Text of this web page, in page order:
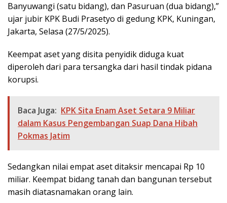
Banyuwangi (satu bidang), dan Pasuruan (dua bidang),”
ujar jubir KPK Budi Prasetyo di gedung KPK, Kuningan,
Jakarta, Selasa (27/5/2025).
Keempat aset yang disita penyidik diduga kuat
diperoleh dari para tersangka dari hasil tindak pidana
korupsi.
Baca Juga: KPK Sita Enam Aset Setara 9 Miliar
dalam Kasus Pengembangan Suap Dana Hibah
Pokmas Jatim
Sedangkan nilai empat aset ditaksir mencapai Rp 10
miliar. Keempat bidang tanah dan bangunan tersebut
masih diatasnamakan orang lain.